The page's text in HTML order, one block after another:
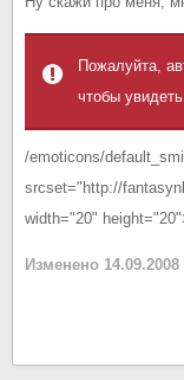
Пожалуйта,
чтобы
/emoticons/
srcset="http://
width="20"
Изменено 14.09.2008